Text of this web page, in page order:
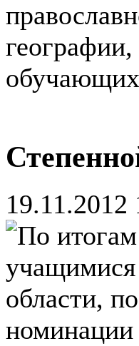
19.11.2012
По итогам
учащимися
области,
номинации